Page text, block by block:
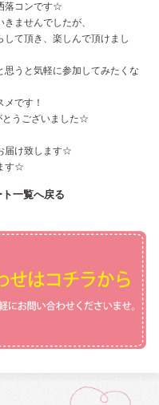
落コンです☆
ませんでしたが、
て頂き、楽しんで頂けまし
思うと気軽に参加してみたくな
です！
とうございました☆
届け致します☆
す☆
一覧へ戻る